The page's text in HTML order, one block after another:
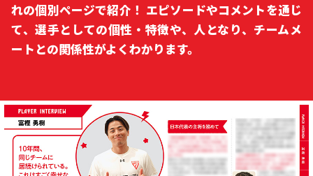
れの個別ページで紹介！ エピソードやコメントを通じ
て、選手としての個性・特徴や、人となり、チームメ
ートとの関係性がよくわかります。